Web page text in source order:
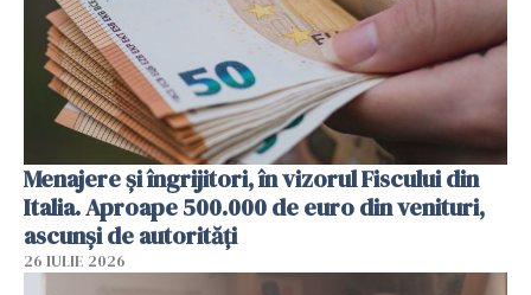
Menajere și îngrijitori, în vizorul Fiscului din
Italia. Aproape 500.000 de euro din venituri,
ascunși de autorități
26 IULIE 2026